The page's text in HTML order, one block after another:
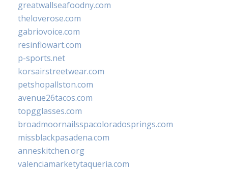
greatwallseafoodny.com
theloverose.com
gabriovoice.com
resinflowart.com
p-sports.net
korsairstreetwear.com
petshopallston.com
avenue26tacos.com
topgglasses.com
broadmoornailsspacoloradosprings.com
missblackpasadena.com
anneskitchen.org
valenciamarketytaqueria.com